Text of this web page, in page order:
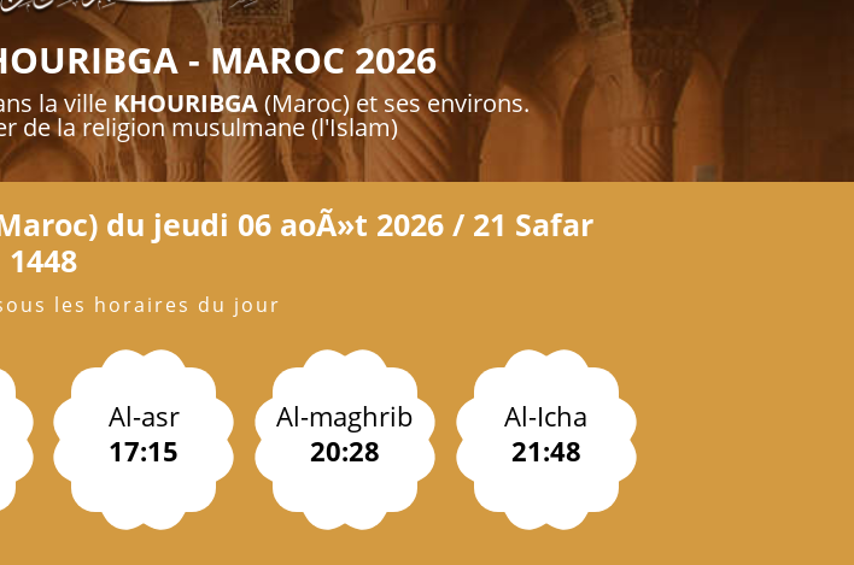
- MAROC 2026
la ville KHOURIBGA(Maroc) et ses environs.
de la religion musulmane (l'Islam)
du jeudi 06 aoÃ»t 2026 / 21 Safar
1448
les horaires du jour
Al-asr
17:15
Al-maghrib
20:28
Al-Icha
21:48